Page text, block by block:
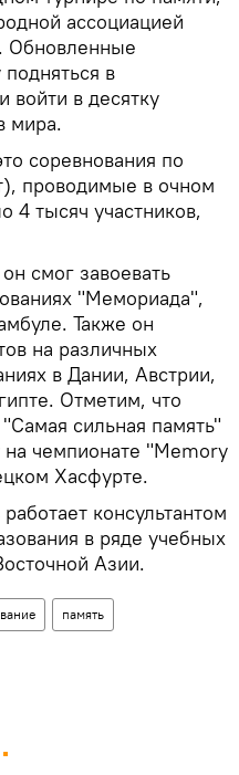
ассоциацией
Обновленные
в
войти в десятку
мира.
соревнования по
проводимые в очном
4 тысяч участников,
смог завоевать
"Мемориада",
Также он
на различных
в Дании, Австрии,
Отметим, что
сильная память"
чемпионате "Memory
Хасфурте.
консультантом
в ряде учебных
Азии.
память